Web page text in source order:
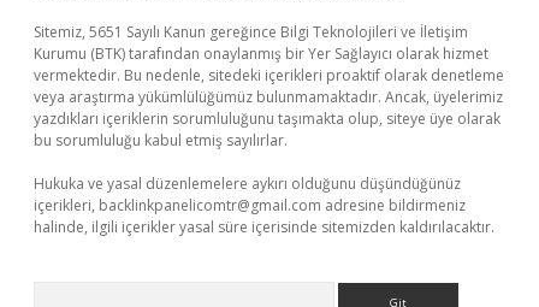
Sitemiz, 5651 Sayılı Kanun gereğince Bilgi Teknolojileri ve İletişim
Kurumu (BTK) tarafından onaylanmış bir Yer Sağlayıcı olarak hizmet
vermektedir. Bu nedenle, sitedeki içerikleri proaktif olarak denetleme
veya araştırma yükümlülüğümüz bulunmamaktadır. Ancak, üyelerimiz
yazdıkları içeriklerin sorumluluğunu taşımakta olup, siteye üye olarak
bu sorumluluğu kabul etmiş sayılırlar.
Hukuka ve yasal düzenlemelere aykırı olduğunu düşündüğünüz
içerikleri, backlinkpanelicomtr@gmail.com adresine bildirmeniz
halinde, ilgili içerikler yasal süre içerisinde sitemizden kaldırılacaktır.